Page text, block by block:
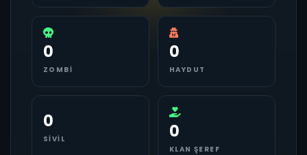
0
ZOMBI
0
HAYDUT
0
SIVIL 0
KLAN ŞEREF